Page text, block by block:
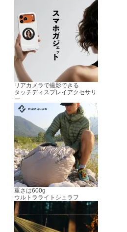
リアカメラで撮影できる
タッチディスプレイアクセサリ
ー
重さは600g
ウルトラライトシュラフ